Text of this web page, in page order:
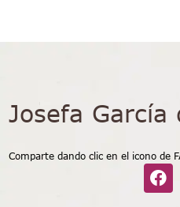
Josefa García
Comparte dando clic en el icono de